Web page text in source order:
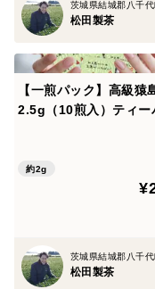
栄養成分表示（1個
エネルギー
炭水化物15.1ｇ 食
茨城県結城郡八千
松田製茶
【一煎パック】高級猿
2.5g（10煎入）ティー
ん ほんの気持ち プレゼ
送料無料 クリックポ
約2g
茨城県結城郡八千
松田製茶